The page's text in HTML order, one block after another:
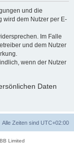
und die
wird dem Nutzer per E-
Im Falle
und dem Nutzer
wenn der Nutzer
Daten
Alle Zeiten sind UTC+02:00
Limited